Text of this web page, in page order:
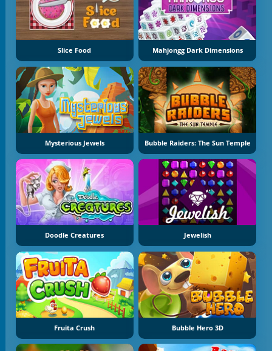
Slice Food Mahjongg Dark Dimensions
Mysterious Jewels Bubble Raiders: The Sun Temple
Doodle Creatures Jewelish
Fruita Crush Bubble Hero 3D